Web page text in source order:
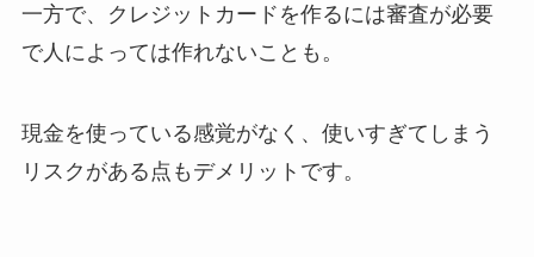
一方で、クレジットカードを作るには審査が必要
で人によっては作れないことも。
現金を使っている感覚がなく、使いすぎてしまう
リスクがある点もデメリットです。